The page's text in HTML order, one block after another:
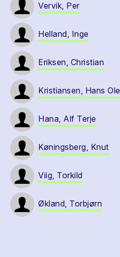
Vervik, Per
Helland, Inge
Eriksen, Christian
Kristiansen, Hans Ole
Hana, Alf Terje
Køningsberg, Knut
Viig, Torkild
Økland, Torbjørn